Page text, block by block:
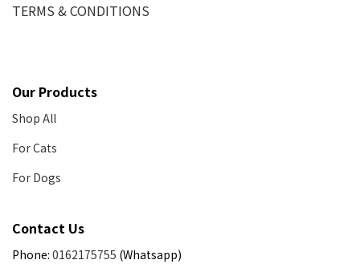
TERMS & CONDITIONS
Our Products
Shop All
For Cats
For Dogs
Contact Us
Phone: 0162175755 (Whatsapp)